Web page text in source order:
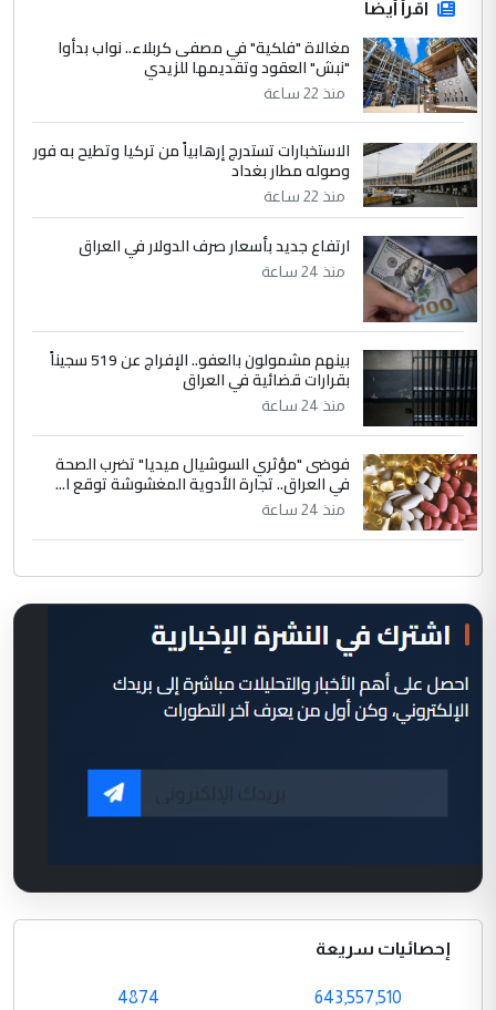
اقرأ أيضاً
مغالاة "فلكية" في مصفى كربلاء.. نواب بدأوا
"نبش" العقود وتقديمها للزيدي
منذ 22 ساعة
الاستخبارات تستدرج إرهابياً من تركيا وتطيح به فور
وصوله مطار بغداد
منذ 22 ساعة
ارتفاع جديد بأسعار صرف الدولار في العراق
منذ 24 ساعة
بينهم مشمولون بالعفو.. الإفراج عن 519 سجيناً
بقرارات قضائية في العراق
منذ 24 ساعة
فوضى "مؤثري السوشيال ميديا" تضرب الصحة
في العراق.. تجارة الأدوية المغشوشة توقع ا...
منذ 24 ساعة
إحصائيات سريعة
643,557,510
4874